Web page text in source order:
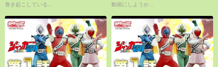
巻き起こしている...
動画にしようか...